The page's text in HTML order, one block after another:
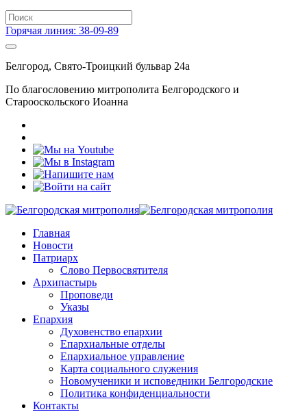
Горячая линия: 38-09-89
Белгород, Свято-Троицкий бульвар 24а
По благословению митрополита Белгородского и
Старооскольского Иоанна
Главная
Новости
Патриарх
Слово Первосвятителя
Архипастырь
Проповеди
Указы
Епархия
Духовенство епархии
Епархиальные отделы
Епархиальное управление
Карта социального служения
Новомученики и исповедники Белгородские
Политика конфиденциальности
Контакты